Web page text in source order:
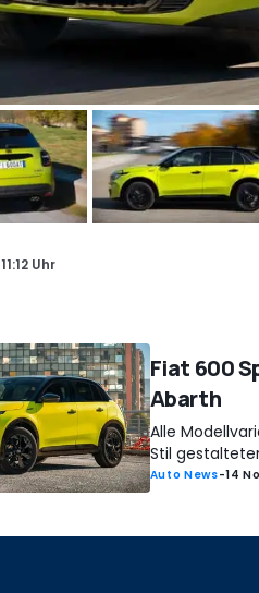
11:12 Uhr
Fiat 600
Abarth
Alle
Stil
Auto News-14